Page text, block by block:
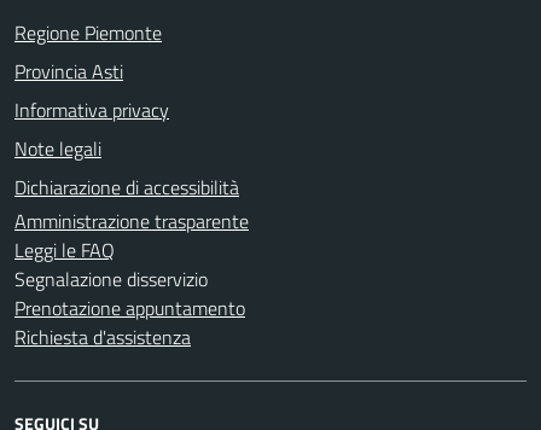
Regione Piemonte
Provincia Asti
Informativa privacy
Note legali
Dichiarazione di accessibilità
Amministrazione trasparente
Leggi le FAQ
Segnalazione disservizio
Prenotazione appuntamento
Richiesta d'assistenza
SEGUICI SU